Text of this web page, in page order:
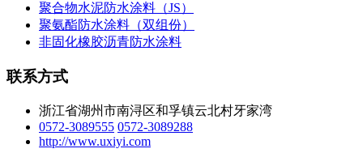
聚合物水泥防水涂料（JS）
聚氨酯防水涂料（双组份）
非固化橡胶沥青防水涂料
联系方式
浙江省湖州市南浔区和孚镇云北村牙家湾
0572-3089555 0572-3089288
http://www.uxiyi.com